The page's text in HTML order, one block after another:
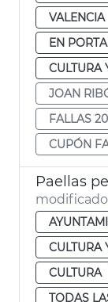
VALENCIA
EN
CULTURA
JOAN
FALLAS
CUPÓN
Paellas
CULTURA
CULTURA
TODAS